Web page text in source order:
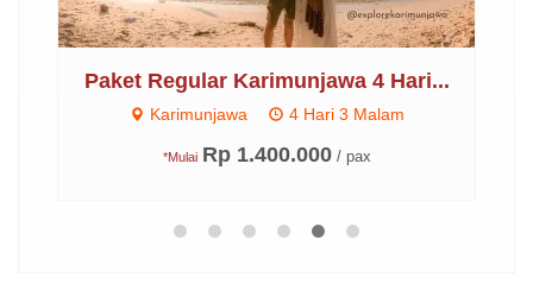
Paket Regular Karimunjawa 4 Hari...
Karimunjawa 4 Hari 3 Malam
*Mulai Rp 1.400.000 / pax